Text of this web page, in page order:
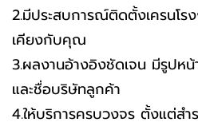
2.มีประสบการณ์ติดตั้งเครนโร
เคียงกับคุณ
3.ผลงานอ้างอิงชัดเจน มีรูปหน้
และชื่อบริษัทลูกค้า
4.ให้บริการครบวงจร ตั้งแต่